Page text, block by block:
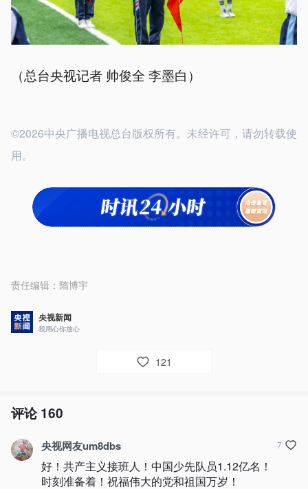
（总台央视记者 帅俊全 李墨白）
©2026中央广播电视总台版权所有。未经许可，请勿转载使
用。
责任编辑： 隋博宇
央视新闻
我用心你放心
121
评论160
央视网友um8dbs
好！共产主义接班人！中国少先队员1.12亿名！
时刻准备着！祝福伟大的党和祖国万岁！
7